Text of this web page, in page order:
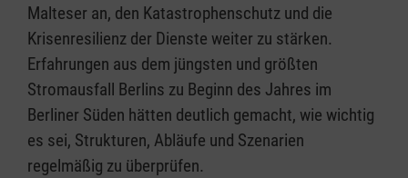
Malteser an, den Katastrophenschutz und die
Krisenresilienz der Dienste weiter zu stärken.
Erfahrungen aus dem jüngsten und größten
Stromausfall Berlins zu Beginn des Jahres im
Berliner Süden hätten deutlich gemacht, wie wichtig
es sei, Strukturen, Abläufe und Szenarien
regelmäßig zu überprüfen.